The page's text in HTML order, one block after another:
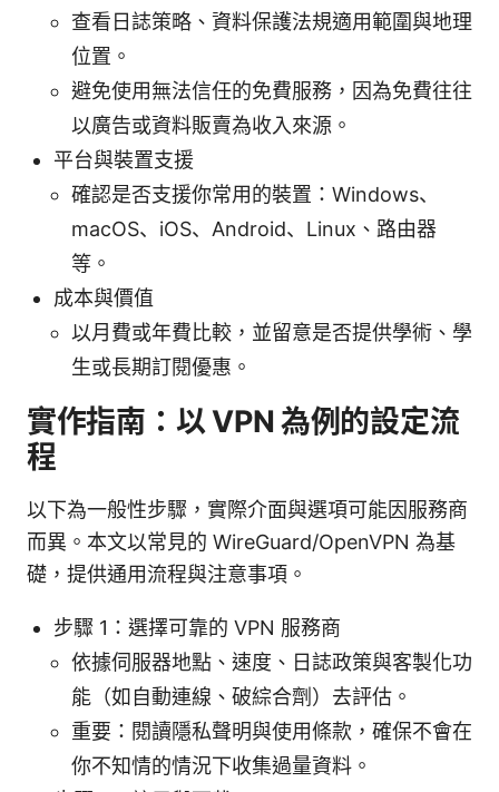
查看日誌策略、資料保護法規適用範圍與地理
位置。
避免使用無法信任的免費服務，因為免費往往
以廣告或資料販賣為收入來源。
平台與裝置支援
確認是否支援你常用的裝置：Windows、
macOS、iOS、Android、Linux、路由器
等。
成本與價值
以月費或年費比較，並留意是否提供學術、學
生或長期訂閱優惠。
實作指南：以 VPN 為例的設定流
程
以下為一般性步驟，實際介面與選項可能因服務商
而異。本文以常見的 WireGuard/OpenVPN 為基
礎，提供通用流程與注意事項。
步驟 1：選擇可靠的 VPN 服務商
依據伺服器地點、速度、日誌政策與客製化功
能（如自動連線、破綜合劑）去評估。
重要：閱讀隱私聲明與使用條款，確保不會在
你不知情的情況下收集過量資料。